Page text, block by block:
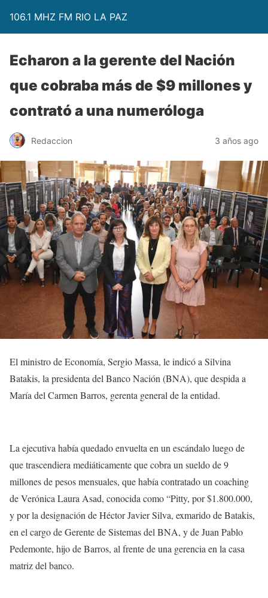
106.1 MHZ FM RIO LA PAZ
Echaron a la gerente del Nación
que cobraba más de $9 millones y
contrató a una numeróloga
Redaccion 3 años ago
El ministro de Economía, Sergio Massa, le indicó a Silvina
Batakis, la presidenta del Banco Nación (BNA), que despida a
María del Carmen Barros, gerenta general de la entidad.
La ejecutiva había quedado envuelta en un escándalo luego de
que trascendiera mediáticamente que cobra un sueldo de 9
millones de pesos mensuales, que había contratado un coaching
de Verónica Laura Asad, conocida como “Pitty, por $1.800.000,
y por la designación de Héctor Javier Silva, exmarido de Batakis,
en el cargo de Gerente de Sistemas del BNA, y de Juan Pablo
Pedemonte, hijo de Barros, al frente de una gerencia en la casa
matriz del banco.